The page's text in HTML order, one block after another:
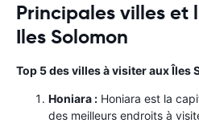
Principales villes et
Iles Solomon
Top 5 des villes à visiter aux Îles
Honiara : Honiara est la
des meilleurs endroits à